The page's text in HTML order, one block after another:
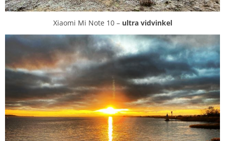
Xiaomi Mi Note 10 – ultra vidvinkel